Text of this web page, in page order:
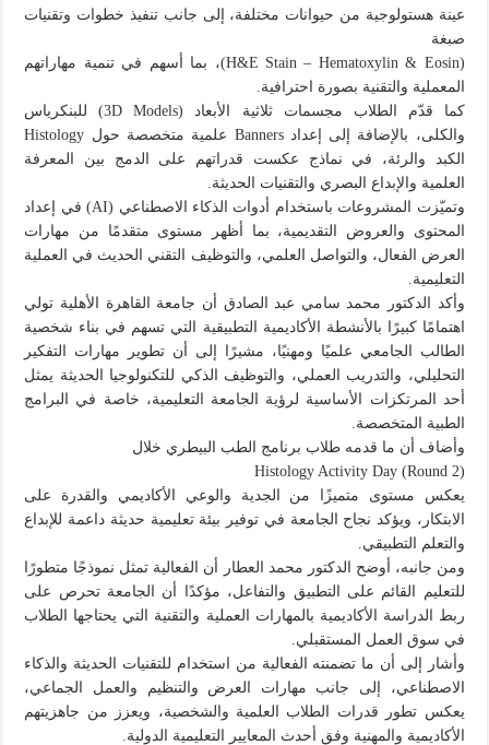
عينة هستولوجية من حيوانات مختلفة، إلى جانب تنفيذ خطوات وتقنيات
صبغة
(H&E Stain – Hematoxylin & Eosin)، بما أسهم في تنمية مهاراتهم
المعملية والتقنية بصورة احترافية.
كما قدّم الطلاب مجسمات ثلاثية الأبعاد (3D Models) للبنكرياس
والكلى، بالإضافة إلى إعداد Banners علمية متخصصة حول Histology
الكبد والرئة، في نماذج عكست قدراتهم على الدمج بين المعرفة
العلمية والإبداع البصري والتقنيات الحديثة.
وتميّزت المشروعات باستخدام أدوات الذكاء الاصطناعي (AI) في إعداد
المحتوى والعروض التقديمية، بما أظهر مستوى متقدمًا من مهارات
العرض الفعال، والتواصل العلمي، والتوظيف التقني الحديث في العملية
التعليمية.
وأكد الدكتور محمد سامي عبد الصادق أن جامعة القاهرة الأهلية تولي
اهتمامًا كبيرًا بالأنشطة الأكاديمية التطبيقية التي تسهم في بناء شخصية
الطالب الجامعي علميًا ومهنيًا، مشيرًا إلى أن تطوير مهارات التفكير
التحليلي، والتدريب العملي، والتوظيف الذكي للتكنولوجيا الحديثة يمثل
أحد المرتكزات الأساسية لرؤية الجامعة التعليمية، خاصة في البرامج
الطبية المتخصصة.
وأضاف أن ما قدمه طلاب برنامج الطب البيطري خلال
Histology Activity Day (Round 2)
يعكس مستوى متميزًا من الجدية والوعي الأكاديمي والقدرة على
الابتكار، ويؤكد نجاح الجامعة في توفير بيئة تعليمية حديثة داعمة للإبداع
والتعلم التطبيقي.
ومن جانبه، أوضح الدكتور محمد العطار أن الفعالية تمثل نموذجًا متطورًا
للتعليم القائم على التطبيق والتفاعل، مؤكدًا أن الجامعة تحرص على
ربط الدراسة الأكاديمية بالمهارات العملية والتقنية التي يحتاجها الطلاب
في سوق العمل المستقبلي.
وأشار إلى أن ما تضمنته الفعالية من استخدام للتقنيات الحديثة والذكاء
الاصطناعي، إلى جانب مهارات العرض والتنظيم والعمل الجماعي،
يعكس تطور قدرات الطلاب العلمية والشخصية، ويعزز من جاهزيتهم
الأكاديمية والمهنية وفق أحدث المعايير التعليمية الدولية.